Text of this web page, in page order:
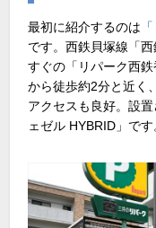
最初に紹介するのは
です。西鉄貝塚線「
すぐの「リパーク西
から徒歩約2分と近く
アクセスも良好。設
ェゼル HYBRID」です